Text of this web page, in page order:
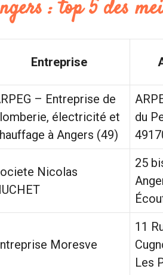
: top 5 des
Entreprise
– Entreprise de
électricité et
à Angers (49)
du
Nicolas
25
Moresve
11
Les